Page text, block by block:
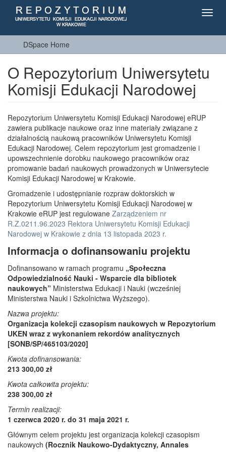
DSpace Home
O Repozytorium Uniwersytetu
Komisji Edukacji Narodowej
Repozytorium Uniwersytetu Komisji Edukacji Narodowej eRUP
zawiera publikacje naukowe oraz inne materiały związane z
działalnością naukową pracowników Uniwersytetu Komisji
Edukacji Narodowej. Celem repozytorium jest gromadzenie i
upowszechnienie dorobku naukowego pracowników oraz
promowanie badań naukowych prowadzonych w Uniwersytecie
Komisji Edukacji Narodowej w Krakowie.
Gromadzenie i udostępnianie rozpraw doktorskich w
Repozytorium Uniwersytetu Komisji Edukacji Narodowej w
Krakowie eRUP jest regulowane Zarządzeniem nr
R.Z.0211.96.2023 Rektora Uniwersytetu Komisji Edukacji
Narodowej w Krakowie z dnia 13 listopada 2023 r.
Informacja o dofinansowaniu projektu
Dofinansowano w ramach programu „Społeczna
Odpowiedzialność Nauki - Wsparcie dla bibliotek
naukowych” Ministerstwa Edukacji i Nauki (wcześniej
Ministerstwa Nauki i Szkolnictwa Wyższego).
Nazwa projektu:
Organizacja kolekcji czasopism naukowych w Repozytorium
UKEN wraz z wykonaniem rekordów analitycznych
[SONB/SP/465103/2020]
Kwota dofinansowania:
213 300,00 zł
Kwota całkowita projektu:
238 300,00 zł
Termin realizacji:
1 czerwca 2020 r. do 31 maja 2021 r.
Głównym celem projektu jest organizacja kolekcji czasopism
naukowych (Rocznik Naukowo-Dydaktyczny, Annales